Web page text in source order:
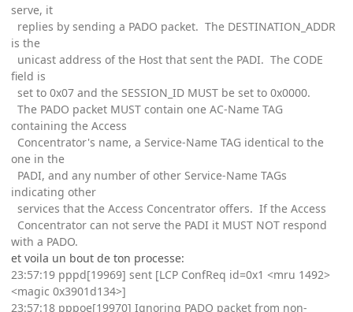
serve, it
replies by sending a PADO packet. The DESTINATION_ADDR
is the
unicast address of the Host that sent the PADI. The CODE
field is
set to 0x07 and the SESSION_ID MUST be set to 0x0000.
The PADO packet MUST contain one AC-Name TAG
containing the Access
Concentrator's name, a Service-Name TAG identical to the
one in the
PADI, and any number of other Service-Name TAGs
indicating other
services that the Access Concentrator offers. If the Access
Concentrator can not serve the PADI it MUST NOT respond
with a PADO.
et voila un bout de ton processe:
23:57:19 pppd[19969] sent [LCP ConfReq id=0x1 <mru 1492>
<magic 0x3901d134>]
23:57:18 pppoe[19970] Ignoring PADO packet from non-